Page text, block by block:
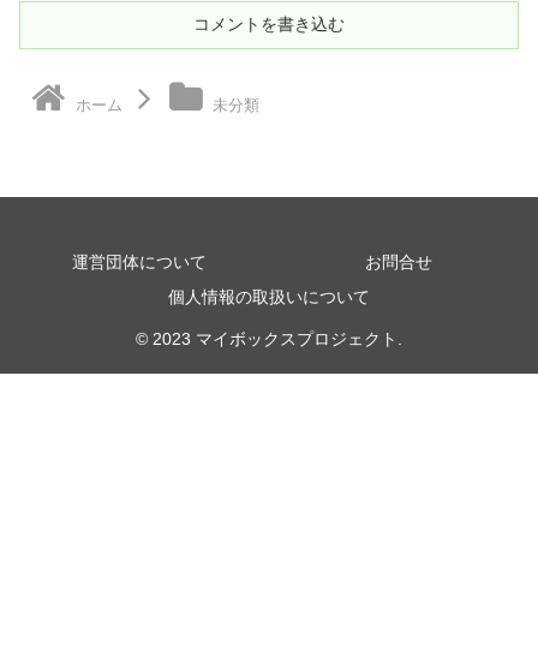
コメントを書き込む
ホーム 未分類
運営団体について
お問合せ
個人情報の取扱いについて
© 2023 マイボックスプロジェクト.